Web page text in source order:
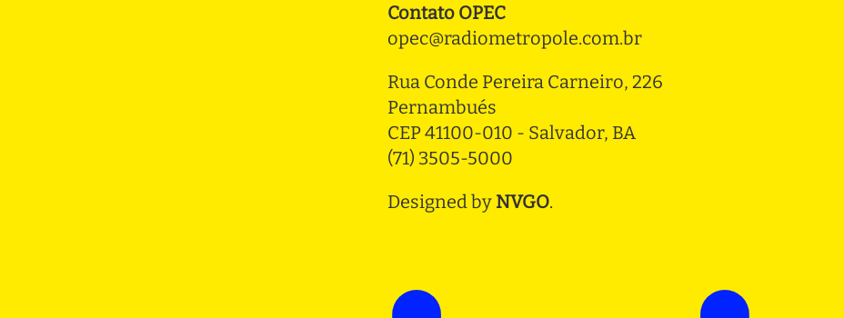
Contato OPEC
opec@radiometropole.com.br
Rua Conde Pereira Carneiro, 226
Pernambués
CEP 41100-010 - Salvador, BA
(71) 3505-5000
Designed by NVGO.